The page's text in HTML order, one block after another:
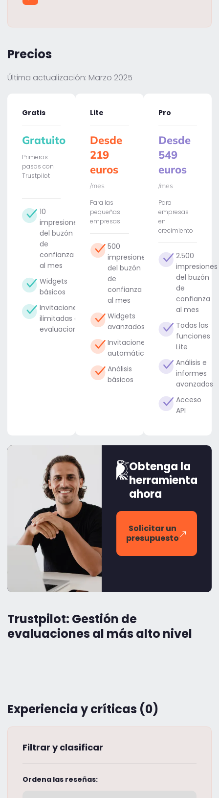
Precios
Última actualización: Marzo 2025
Gratis
Gratuito
Primeros
pasos con
Trustpilot
10
impresiones
del buzón
de
confianza
al mes
Widgets
básicos
Invitaciones
ilimitadas a
evaluaciones
Lite
Desde
219
euros
/mes
Para las
pequeñas
empresas
500
impresiones
del buzón
de
confianza
al mes
Widgets
avanzados
Invitaciones
automáticas
Análisis
básicos
Pro
Desde
549
euros
/mes
Para
empresas
en
crecimiento
2.500
impresiones
del buzón
de
confianza
al mes
Todas las
funciones
Lite
Análisis e
informes
avanzados
Acceso
API
Obtenga la
herramienta
ahora
Solicitar un
presupuesto
Trustpilot: Gestión de
evaluaciones al más alto nivel
Experiencia y críticas (0)
Filtrar y clasificar
Ordena las reseñas: